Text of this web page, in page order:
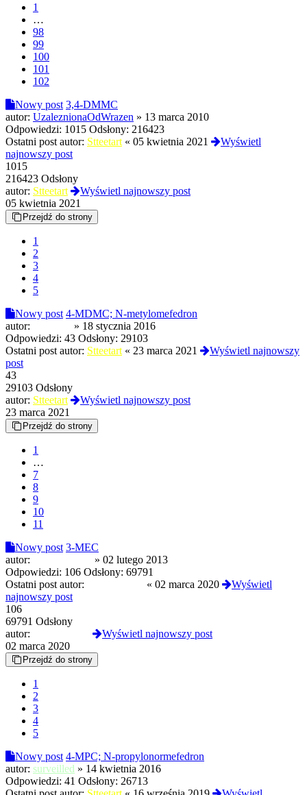
1
…
98
99
100
101
102
Nowy post 3,4-DMMC
autor: UzaleznionaOdWrazen » 13 marca 2010
Odpowiedzi: 1015 Odsłony: 216423
Ostatni post autor: Stteetart « 05 kwietnia 2021
Wyświetl
najnowszy post
1015
216423 Odsłony
autor: Stteetart
Wyświetl najnowszy post
05 kwietnia 2021
Przejdź do strony
1
2
3
4
5
Nowy post 4-MDMC; N-metylomefedron
autor:
» 18 stycznia 2016
Odpowiedzi: 43 Odsłony: 29103
Ostatni post autor: Stteetart « 23 marca 2021
Wyświetl najnowszy
post
43
29103 Odsłony
autor: Stteetart
Wyświetl najnowszy post
23 marca 2021
Przejdź do strony
1
…
7
8
9
10
11
Nowy post 3-MEC
autor:
» 02 lutego 2013
Odpowiedzi: 106 Odsłony: 69791
Ostatni post autor:
« 02 marca 2020
Wyświetl
najnowszy post
106
69791 Odsłony
autor:
Wyświetl najnowszy post
02 marca 2020
Przejdź do strony
1
2
3
4
5
Nowy post 4-MPC; N-propylonormefedron
autor: surveilled » 14 kwietnia 2016
Odpowiedzi: 41 Odsłony: 26713